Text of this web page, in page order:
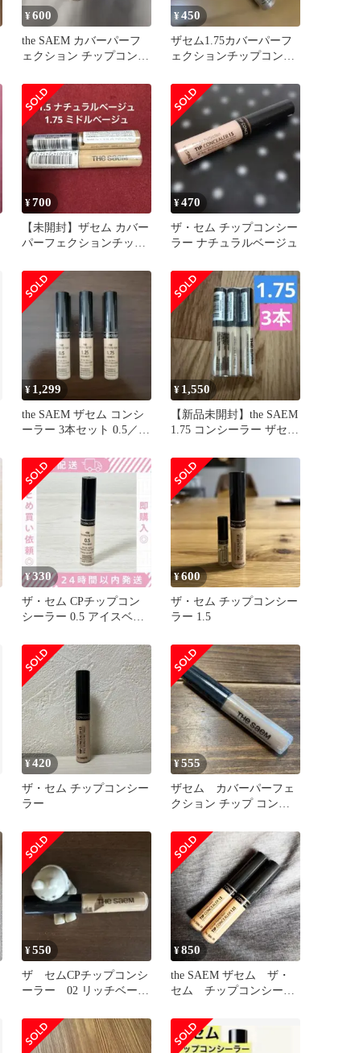
¥600
the SAEM カバーパーフ
ェクション チップコンシ
¥450
ザセム1.75カバーパーフ
ェクションチップコンシ
¥700
【未開封】ザセム カバー
パーフェクションチップ
¥470
ザ・セム チップコンシー
ラー ナチュラルベージュ
¥ 1,299
the SAEM ザセム コンシ
ーラー 3本セット 0.5／
¥ 1,550
【新品未開封】the SAEM
1.75 コンシーラー ザセム
¥330
ザ・セム CPチップコン
シーラー 0.5 アイスベー
¥600
ザ・セム チップコンシー
ラー 1.5
¥420
ザ・セム チップコンシー
ラー
¥555
ザセム カバーパーフェ
クション チップ コンシ
ュ
¥550
ザ セムCPチップコンシ
ーラー 02 リッチベージ
¥850
the SAEM ザセム ザ・
セム チップコンシーラ